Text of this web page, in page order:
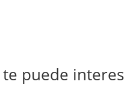
te puede